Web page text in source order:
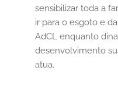
sensibilizar toda a
ir para o esgoto e
AdCL enquanto
desenvolvimento
atua.